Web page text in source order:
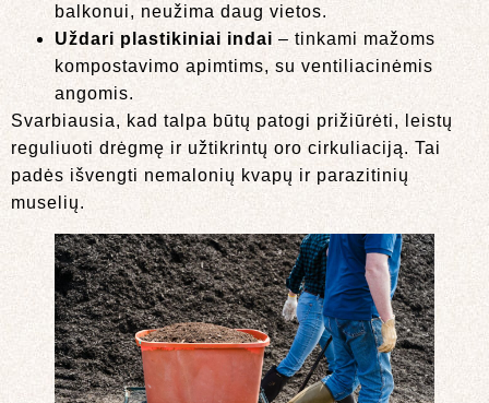
balkonui, neužima daug vietos.
Uždari plastikiniai indai – tinkami mažoms
kompostavimo apimtims, su ventiliacinėmis
angomis.
Svarbiausia, kad talpa būtų patogi prižiūrėti, leistų
reguliuoti drėgmę ir užtikrintų oro cirkuliaciją. Tai
padės išvengti nemalonių kvapų ir parazitinių
muselių.